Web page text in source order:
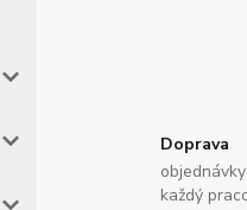
Doprava
každý